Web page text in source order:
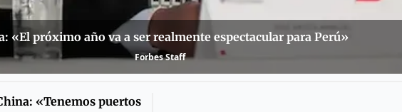
«El próximo año va a ser realmente espectacular para Perú»
Forbes Staff
«Tenemos puertos